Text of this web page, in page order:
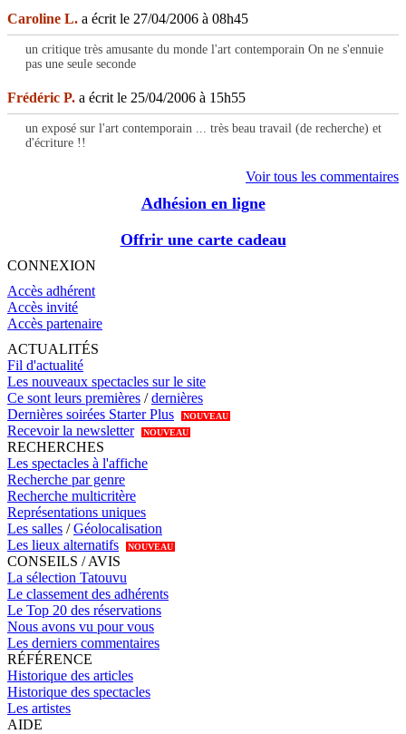
Caroline L. a écrit le 27/04/2006 à 08h45
un critique très amusante du monde l'art contemporain On ne s'ennuie
pas une seule seconde
Frédéric P. a écrit le 25/04/2006 à 15h55
un exposé sur l'art contemporain ... très beau travail (de recherche) et
d'écriture !!
Voir tous les commentaires
Adhésion en ligne
Offrir une carte cadeau
CONNEXION
Accès adhérent
Accès invité
Accès partenaire
ACTUALITÉS
Fil d'actualité
Les nouveaux spectacles sur le site
Ce sont leurs premières /dernières
Dernières soirées Starter Plus
NOUVEAU
Recevoir la newsletter NOUVEAU
RECHERCHES
Les spectacles à l'affiche
Recherche par genre
Recherche multicritère
Représentations uniques
Les salles /Géolocalisation
Les lieux alternatifs
NOUVEAU
CONSEILS / AVIS
La sélection Tatouvu
Le classement des adhérents
Le Top 20 des réservations
Nous avons vu pour vous
Les derniers commentaires
RÉFÉRENCE
Historique des articles
Historique des spectacles
Les artistes
AIDE